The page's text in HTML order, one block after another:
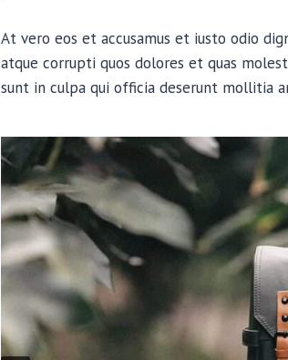
At vero eos et accusamus et iusto odio
atque corrupti quos dolores et quas
sunt in culpa qui officia deserunt mollitia